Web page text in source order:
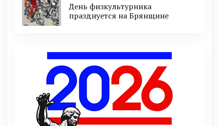
День физкультурника
празднуется на Брянщине